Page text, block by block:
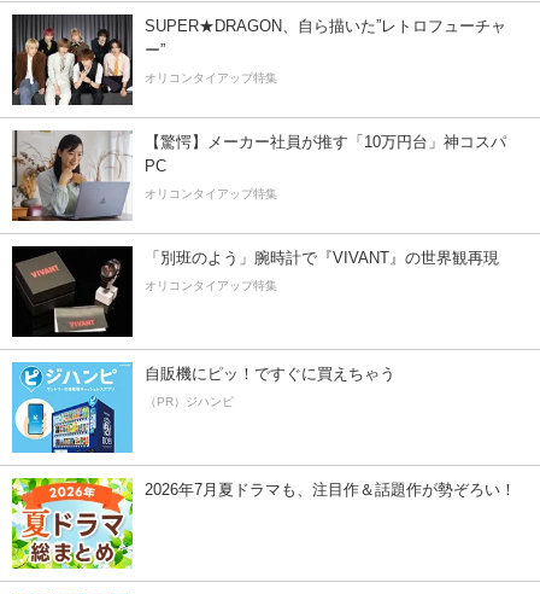
SUPER★DRAGON、自ら描いた”レトロフューチャ
ー”
オリコンタイアップ特集
【驚愕】メーカー社員が推す「10万円台」神コスパ
PC
オリコンタイアップ特集
「別班のよう」腕時計で『VIVANT』の世界観再現
オリコンタイアップ特集
自販機にピッ！ですぐに買えちゃう
（PR）ジハンピ
2026年7月夏ドラマも、注目作＆話題作が勢ぞろい！